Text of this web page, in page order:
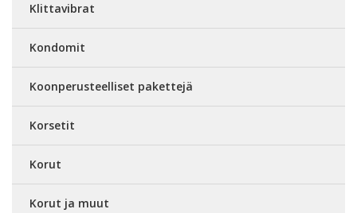
Klittavibrat
Kondomit
Koonperusteelliset pakettejä
Korsetit
Korut
Korut ja muut